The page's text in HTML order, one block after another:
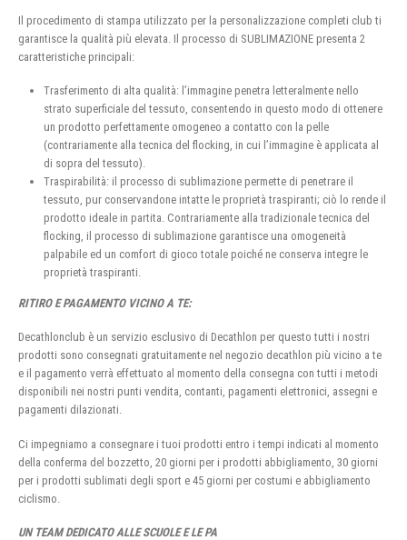
Il procedimento di stampa utilizzato per la personalizzazione completi club ti
garantisce la qualità più elevata. Il processo di SUBLIMAZIONE presenta 2
caratteristiche principali:
Trasferimento di alta qualità: l’immagine penetra letteralmente nello
strato superficiale del tessuto, consentendo in questo modo di ottenere
un prodotto perfettamente omogeneo a contatto con la pelle
(contrariamente alla tecnica del flocking, in cui l’immagine è applicata al
di sopra del tessuto).
Traspirabilità: il processo di sublimazione permette di penetrare il
tessuto, pur conservandone intatte le proprietà traspiranti; ciò lo rende il
prodotto ideale in partita. Contrariamente alla tradizionale tecnica del
flocking, il processo di sublimazione garantisce una omogeneità
palpabile ed un comfort di gioco totale poiché ne conserva integre le
proprietà traspiranti.
RITIRO E PAGAMENTO VICINO A TE:
Decathlonclub è un servizio esclusivo di Decathlon per questo tutti i nostri
prodotti sono consegnati gratuitamente nel negozio decathlon più vicino a te
e il pagamento verrà effettuato al momento della consegna con tutti i metodi
disponibili nei nostri punti vendita, contanti, pagamenti elettronici, assegni e
pagamenti dilazionati.
Ci impegniamo a consegnare i tuoi prodotti entro i tempi indicati al momento
della conferma del bozzetto, 20 giorni per i prodotti abbigliamento, 30 giorni
per i prodotti sublimati degli sport e 45 giorni per costumi e abbigliamento
ciclismo.
UN TEAM DEDICATO ALLE SCUOLE E LE PA